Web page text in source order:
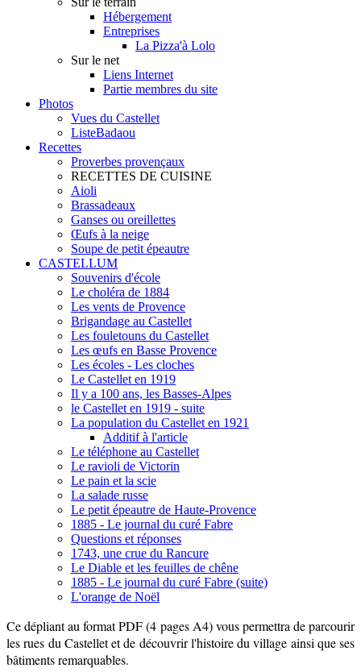
Hébergement
Entreprises
La Pizza'à Lolo
Sur le net
Liens Internet
Partie membres du site
Photos
Vues du Castellet
ListeBadaou
Recettes
Proverbes provençaux
RECETTES DE CUISINE
Aioli
Brassadeaux
Ganses ou oreillettes
Œufs à la neige
Soupe de petit épeautre
CASTELLUM
Souvenirs d'école
Le choléra de 1884
Les vents de Provence
Brigandage au Castellet
Les fouletouns du Castellet
Les œufs en Basse Provence
Les écoles - Les cloches
Le Castellet en 1919
Il y a 100 ans, les Basses-Alpes
le Castellet en 1919 - suite
La population du Castellet en 1921
Additif à l'article
Le téléphone au Castellet
Le ravioli de Victorin
Le pain et la scie
La salade russe
Le petit épeautre de Haute-Provence
1885 - Le journal du curé Fabre
Questions et réponses
1743, une crue du Rancure
Le Diable et les feuilles de chêne
1885 - Le journal du curé Fabre (suite)
L'orange de Noël
Ce dépliant au format PDF (4 pages A4) vous permettra de parcourir
les rues du Castellet et de découvrir l'histoire du village ainsi que ses
bâtiments remarquables.